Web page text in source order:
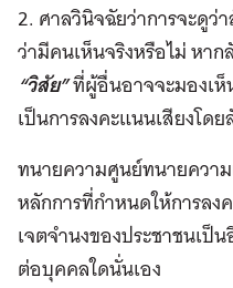
2. ศาลวินิจฉัยว่าการจะดูว่
ว่ามีคนเห็นจริงหรือไม่ หา
“วิสัย”ที่ผู้อื่นอาจจะมองเห็
เป็นการลงคะแนนเสียงโดย
ทนายความศูนย์ทนายควา
หลักการที่กำหนดให้การล
เจตจำนงของประชาชนเป็
ต่อบุคคลใดนั่นเอง